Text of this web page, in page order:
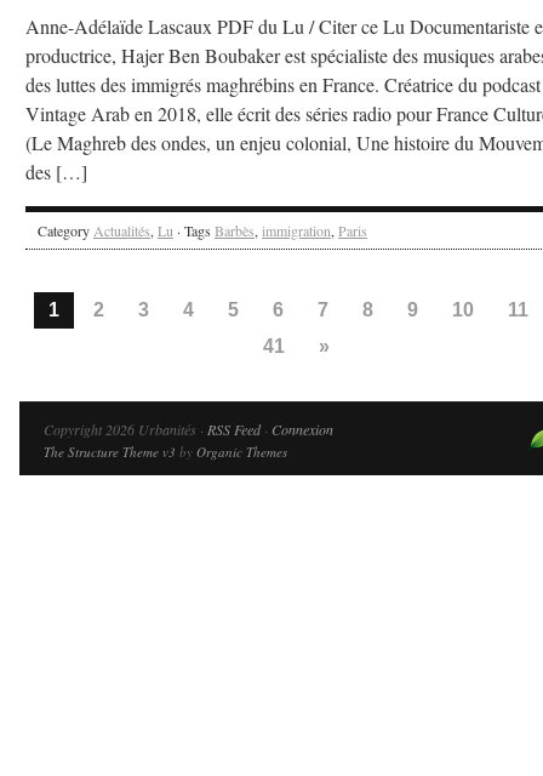
Anne-Adélaïde Lascaux PDF du Lu / Citer ce Lu Documentariste
productrice, Hajer Ben Boubaker est spécialiste des musiques
des luttes des immigrés maghrébins en France. Créatrice du podcast
Vintage Arab en 2018, elle écrit des séries radio pour France
(Le Maghreb des ondes, un enjeu colonial, Une histoire du
des […]
Category Actualités, Lu · Tags Barbès, immigration, Paris
1 2 3 4 5 6 7 8 9 10
11
41
»
Copyright 2026 Urbanités · RSS Feed· Connexion
The Structure Theme v3 by Organic Themes